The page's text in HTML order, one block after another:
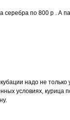
серебра по 800 р . А
надо не
условиях, курица